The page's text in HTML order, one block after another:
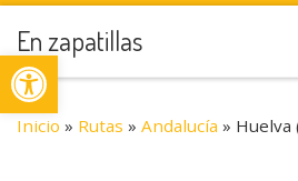
Abrir barra de
Saltar al contenido
En zapatillas
Inicio » Rutas » Andalucía » Huelva